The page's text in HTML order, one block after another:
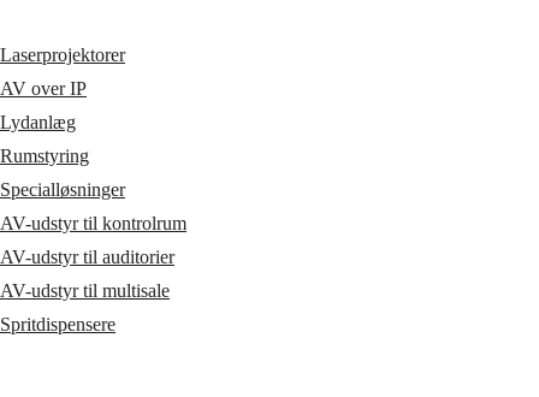
Laserprojektorer
AV over IP
Lydanlæg
Rumstyring
Specialløsninger
AV-udstyr til kontrolrum
AV-udstyr til auditorier
AV-udstyr til multisale
Spritdispensere